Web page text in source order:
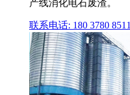
产线消化电石废渣。
联系电话: 180 3780 8511